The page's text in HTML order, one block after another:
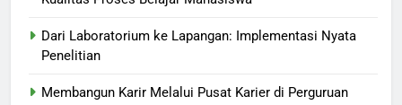
Dari Laboratorium ke Lapangan: Implementasi Nyata
Penelitian
Membangun Karir Melalui Pusat Karier di Perguruan